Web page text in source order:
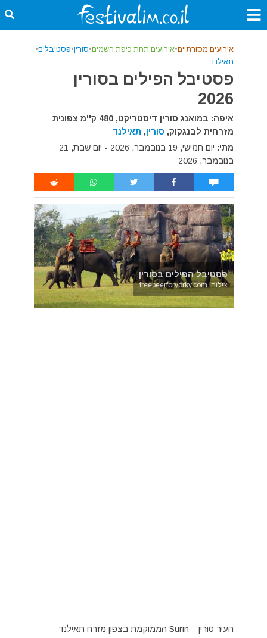
אירועים מסורתיים•אירועים תחת כיפת השמים•סורין•פסטיבלים•
תאילנד
פסטיבל הפילים בסורין
2026
איפה: במואנג סורין דיסטריקט, 480 ק''מ צפונית
מזרחית לבנגקוק, סורין, תאילנד
מתי:
יום חמישי, 19 בנובמבר, 2026 - יום שבת, 21
בנובמבר, 2026
פסטיבל הפילים בסורין
צילום: freebeerforyorky.com
העיר סוּרִין – Surin הממוקמת בצפון מזרח תאילנד